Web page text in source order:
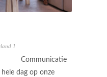
1
Communicatie
dag op onze